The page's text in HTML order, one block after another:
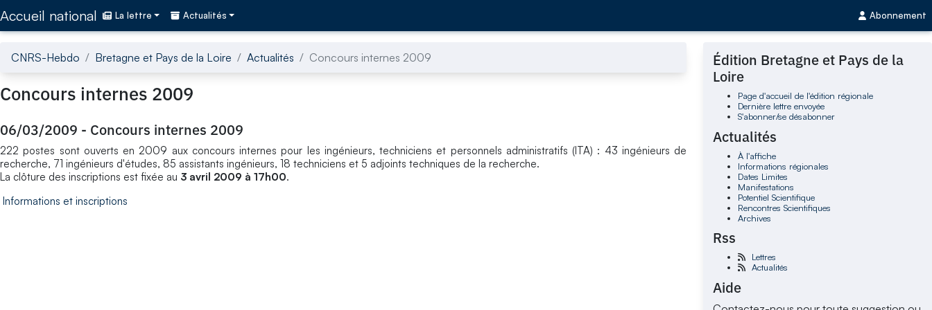
Accueil national La lettre Actualités Abonnement
CNRS-Hebdo Bretagne et Pays de la Loire Actualités Concours internes 2009
Concours internes 2009
06/03/2009 - Concours internes 2009
222 postes sont ouverts en 2009 aux concours internes pour les ingénieurs, techniciens et personnels administratifs (ITA) : 43 ingénieurs de
recherche, 71 ingénieurs d'études, 85 assistants ingénieurs, 18 techniciens et 5 adjoints techniques de la recherche.
La clôture des inscriptions est fixée au 3 avril 2009 à 17h00.
Informations et inscriptions
Édition Bretagne et Pays de la
Loire
Page d'accueil de l'édition régionale
Dernière lettre envoyée
S'abonner/se désabonner
Actualités
À l'affiche
Informations régionales
Dates Limites
Manifestations
Potentiel Scientifique
Rencontres Scientifiques
Archives
Rss
Lettres
Actualités
Aide